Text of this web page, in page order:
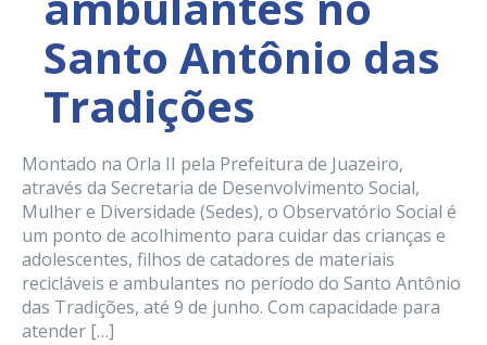
Santo Antônio das
Tradições
Montado na Orla II pela Prefeitura de Juazeiro,
através da Secretaria de Desenvolvimento Social,
Mulher e Diversidade (Sedes), o Observatório Social é
um ponto de acolhimento para cuidar das crianças e
adolescentes, filhos de catadores de materiais
recicláveis e ambulantes no período do Santo Antônio
das Tradições, até 9 de junho. Com capacidade para
atender […]